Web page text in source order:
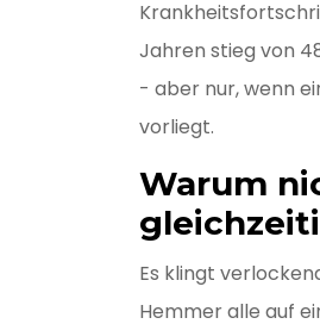
Jahren stieg von
- aber nur, wenn
vorliegt.
Warum
Es klingt
Hemmer alle auf